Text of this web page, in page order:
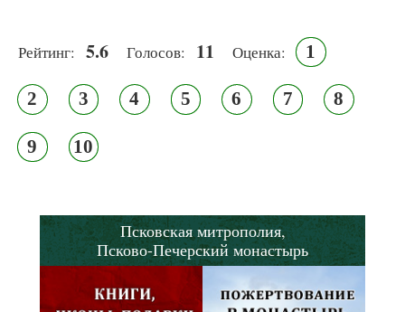
Рейтинг: 5.6 Голосов: 11 Оценка: 1
2 3 4 5 6 7 8
9 10
Псковская митрополия,
Псково-Печерский монастырь